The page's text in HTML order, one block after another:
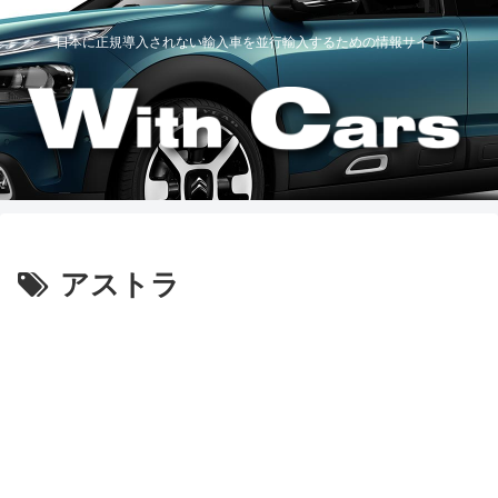
日本に正規導入されない輸入車を並行輸入するための情報サイト
アストラ